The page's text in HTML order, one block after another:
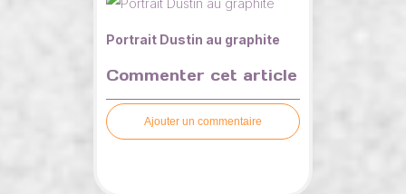
Portrait Dustin au graphite
Commenter cet article
Ajouter un commentaire